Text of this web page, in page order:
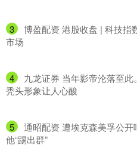
3
博盈配资 港股收盘 | 科技指
市场
4
九龙证券 当年影帝沦落至
秃头形象让人心酸
5
通昭配资 遭埃克森美孚公
他“踢出群”